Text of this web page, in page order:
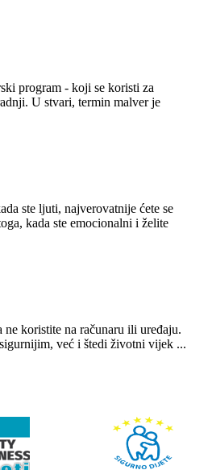
program - koji se koristi za
U stvari, termin malver je
ste ljuti, najverovatnije ćete se
kada ste emocionalni i želite
koristite na računaru ili uređaju.
već i štedi životni vijek ...